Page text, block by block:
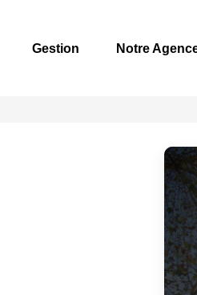
Gestion Notre